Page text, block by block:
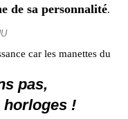
de sa personnalité.
car les manettes du
pas,
horloges !